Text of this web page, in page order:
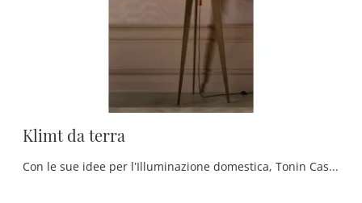
Klimt da terra
Con le sue idee per l’Illuminazione domestica, Tonin Casa produce un Lighting Design all’avanguardia, sia per le finiture di qualità che per l' ...